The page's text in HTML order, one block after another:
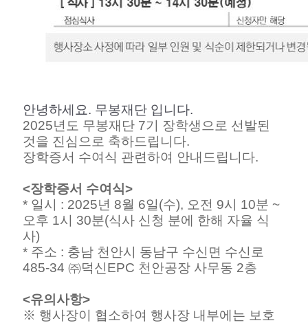
안녕하세요. 무봉재단 입니다.
2025년도 무봉재단 7기 장학생으로 선발된
것을 진심으로 축하드립니다.
장학증서 수여식 관련하여 안내드립니다.
<장학증서 수여식>
* 일시 : 2025년 8월 6일(수), 오전 9시 10분 ~
오후 1시 30분(식사 신청 분에 한해 자율 식
사)
* 주소 : 충남 천안시 동남구 수신면 수신로
485-34 ㈜덕신EPC 천안공장 사무동 2층
<유의사항>
※ 행사장이 협소하여 행사장 내부에는 보호